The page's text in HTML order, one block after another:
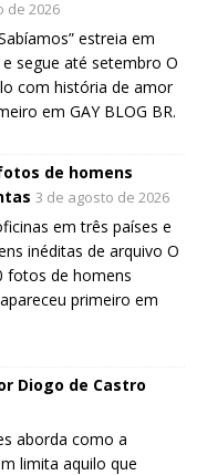
de 2026
estreia em
segue até setembro O
com história de amor
em GAY BLOG BR.
de homens
3 de agosto de 2026
em três países e
inéditas de arquivo O
fotos de homens
primeiro em
Diogo de Castro
aborda como a
limita aquilo que